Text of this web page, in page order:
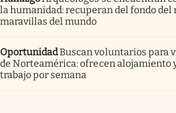
la humanidad: recuperan del fondo del
maravillas del mundo
OportunidadBuscan voluntarios para
de Norteamérica: ofrecen alojamiento
trabajo por semana